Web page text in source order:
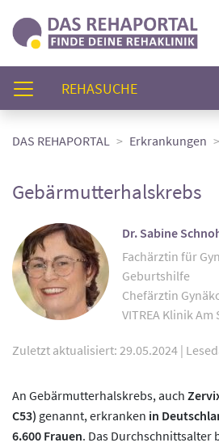
REHASUCHE(AKTUELL)
DAS REHAPORTAL Erkrankungen
Gebärmutterhalskrebs
Dr. Sabine
Fachärztin für
Geburtshilfe
Chefärztin
VITREA Klinik
Zuletzt aktualisiert: 29.05.2024 |
An Gebärmutterhalskrebs, auch
C53) genannt, erkranken in
6.600 Frauen. Das Durchschnittsalter